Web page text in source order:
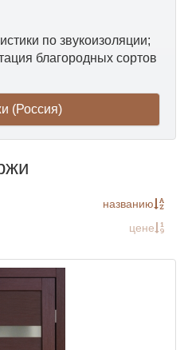
по звукоизоляции;
благородных сортов
(Россия)
названию
цене